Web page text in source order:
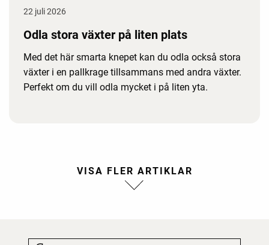
22 juli 2026
Odla stora växter på liten plats
Med det här smarta knepet kan du odla också stora
växter i en pallkrage tillsammans med andra växter.
Perfekt om du vill odla mycket i på liten yta.